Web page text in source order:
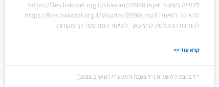
לצפייה בשיעור: https://files.hakotel.org.il/shiurim/25968.mp4
להאזנה לשיעור: https://files.hakotel.org.il/shiurim/25968.mp3
להורדת ההקלטה לחץ כאן לשיעור המודפס/ דף מקורות:
קרא עוד >>
י״ד בטבת ה׳תשע״ח (י״ד בטבת ה׳תשע״ח (ינואר 1, 2018))